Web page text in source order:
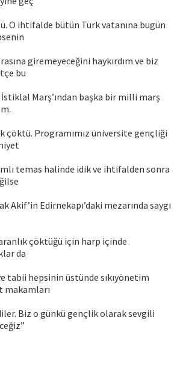
O ihtifalde bütün Türk vatanına bugün
giremeyeceğini haykırdım ve biz
bu
Marş’ından başka bir milli marş
çöktü. Programımız üniversite gençliği
temas halinde idik ve ihtifalden sonra
Akif’in Edirnekapı’daki mezarında saygı
çöktüğü için harp içinde
da
tabii hepsinin üstünde sıkıyönetim
makamları
Biz o günkü gençlik olarak sevgili